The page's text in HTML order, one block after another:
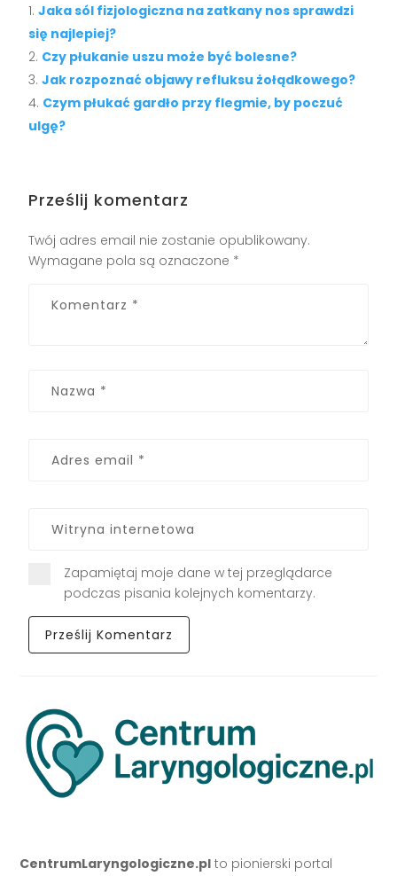
Jaka sól fizjologiczna na zatkany nos sprawdzi
się najlepiej?
Czy płukanie uszu może być bolesne?
Jak rozpoznać objawy refluksu żołądkowego?
Czym płukać gardło przy flegmie, by poczuć
ulgę?
Prześlij komentarz
Twój adres email nie zostanie opublikowany.
Wymagane pola są oznaczone *
Zapamiętaj moje dane w tej przeglądarce
podczas pisania kolejnych komentarzy.
CentrumLaryngologiczne.pl to pionierski portal